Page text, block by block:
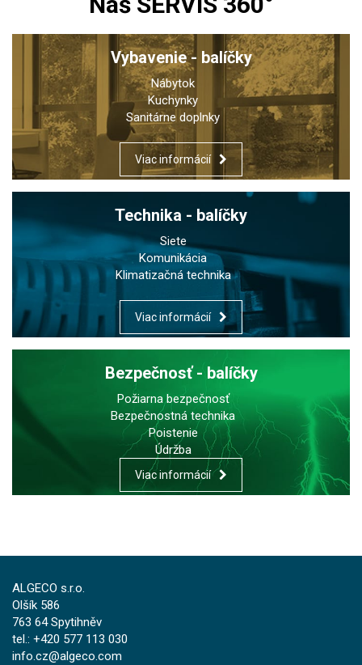
Vybavenie - balíčky
Nábytok
Kuchynky
Sanitárne doplnky
Viac informácií
Technika - balíčky
Siete
Komunikácia
Klimatizačná technika
Viac informácií
Bezpečnosť - balíčky
Požiarna bezpečnosť
Bezpečnostná technika
Poistenie
Údržba
Viac informácií
ALGECO s.r.o.
Olšík 586
763 64 Spytihněv
tel.: +420 577 113 030
info.cz@algeco.com